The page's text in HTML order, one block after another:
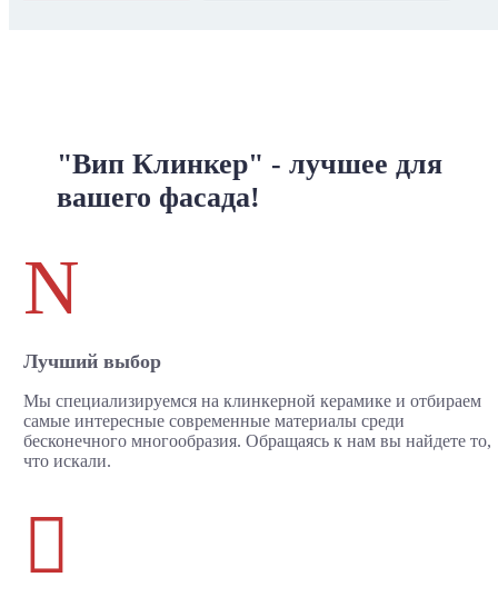
"Вип Клинкер" - лучшее для
вашего фасада!
N
Лучший выбор
Мы специализируемся на клинкерной керамике и отбираем
самые интересные современные материалы среди
бесконечного многообразия. Обращаясь к нам вы найдете то,
что искали.
